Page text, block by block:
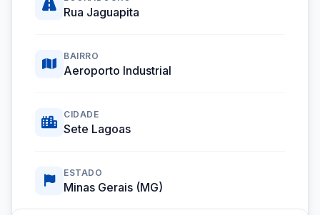
Rua Jaguapita
BAIRRO
Aeroporto Industrial
CIDADE
Sete Lagoas
ESTADO
Minas Gerais (MG)